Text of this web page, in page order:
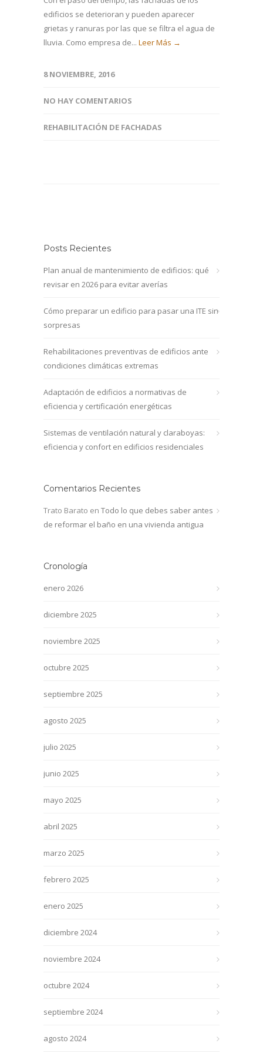
edificios se deterioran y pueden aparecer
grietas y ranuras por las que se filtra el agua de
lluvia. Como empresa de... Leer Más →
8 NOVIEMBRE, 2016
NO HAY COMENTARIOS
REHABILITACIÓN DE FACHADAS
Posts Recientes
Plan anual de mantenimiento de edificios: qué
revisar en 2026 para evitar averías
Cómo preparar un edificio para pasar una ITE sin
sorpresas
Rehabilitaciones preventivas de edificios ante
condiciones climáticas extremas
Adaptación de edificios a normativas de
eficiencia y certificación energéticas
Sistemas de ventilación natural y claraboyas:
eficiencia y confort en edificios residenciales
Comentarios Recientes
Trato Barato en Todo lo que debes saber antes
de reformar el baño en una vivienda antigua
Cronología
enero 2026
diciembre 2025
noviembre 2025
octubre 2025
septiembre 2025
agosto 2025
julio 2025
junio 2025
mayo 2025
abril 2025
marzo 2025
febrero 2025
enero 2025
diciembre 2024
noviembre 2024
octubre 2024
septiembre 2024
agosto 2024